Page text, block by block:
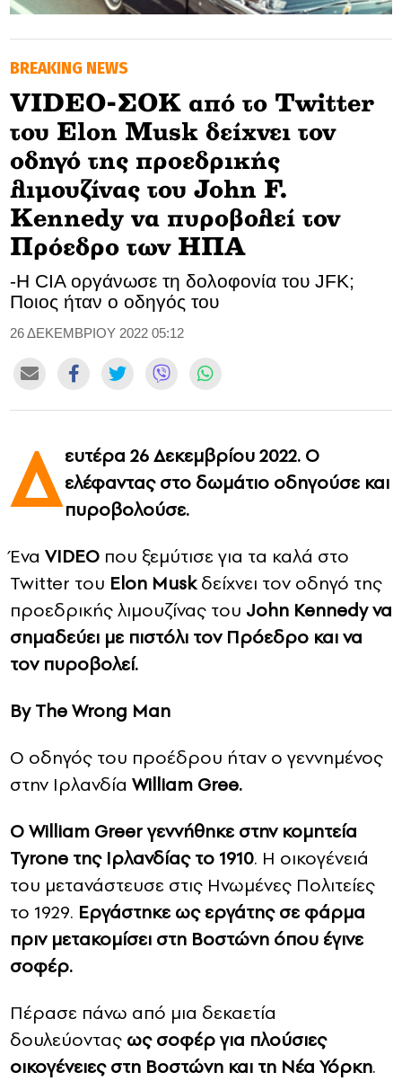
SOOZIE’S FRIENDS
CULTURE
TASTELAND
TECH
HEALTH
MEDIALAND
ADVERTISE
ΒREAKING NEWS
VIDEO-ΣΟΚ από το Twitter
του Elon Musk δείχνει τον
οδηγό της προεδρικής
λιμουζίνας του John F.
Kennedy να πυροβολεί τον
Πρόεδρο των ΗΠΑ
-H CIA οργάνωσε τη δολοφονία του JFK;
Ποιος ήταν ο οδηγός του
26 ΔΕΚΕΜΒΡΙΟΥ 2022 05:12
Δ ευτέρα 26 Δεκεμβρίου 2022. Ο
ελέφαντας στο δωμάτιο οδηγούσε και
πυροβολούσε.
Ένα VIDEO που ξεμύτισε για τα καλά στο
Twitter του Elon Muskδείχνει τον οδηγό της
προεδρικής λιμουζίνας του John Kennedy να
σημαδεύει με πιστόλι τον Πρόεδρο και να
τον πυροβολεί.
Βy The Wrong Man
Ο οδηγός του προέδρου ήταν ο γεννημένος
στην Ιρλανδία William Gree.
Ο William Greer γεννήθηκε στην κομητεία
Tyrone της Ιρλανδίας το 1910. Η οικογένειά
του μετανάστευσε στις Ηνωμένες Πολιτείες
το 1929. Εργάστηκε ως εργάτης σε φάρμα
πριν μετακομίσει στη Βοστώνη όπου έγινε
σοφέρ.
Πέρασε πάνω από μια δεκαετία
δουλεύοντας ως σοφέρ για πλούσιες
οικογένειες στη Βοστώνη και τη Νέα Υόρκη.